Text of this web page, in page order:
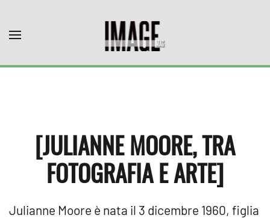
Skip to main content
[JULIANNE MOORE, TRA
FOTOGRAFIA E ARTE]
Julianne Moore è nata il 3 dicembre 1960, figlia